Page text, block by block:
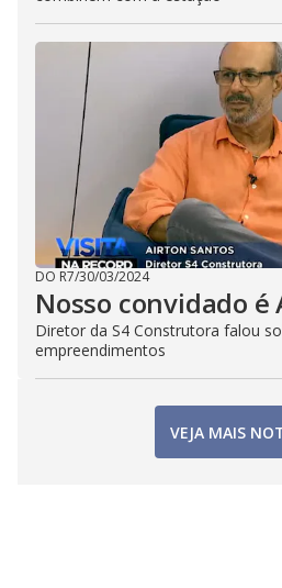
DO R7/30/03/2024
Nosso convidado
Diretor da S4 Construtora falou
empreendimentos
VEJA MAIS